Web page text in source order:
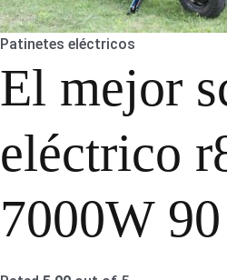
Patinetes eléctricos
El mejor
eléctrico
7000W